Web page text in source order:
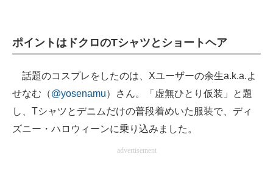
ポイントはドクロのTシャツとショートヘア
話題のコスプレをしたのは、Xユーザーの余生a.k.a.よ
せなむ（@yosenamu）さん。「虚無ひとり仮装」と題
し、Tシャツとデニムだけの普段着めいた服装で、ディ
ズニー・ハロウィーンに乗り込みました。
advertisement